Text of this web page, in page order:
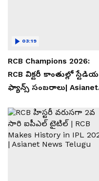
RCB Champions 2026:
RCB విక్టరీ కాంతుల్లో
ఫ్యాన్స్ సంబరాలు| Asianet
03:19